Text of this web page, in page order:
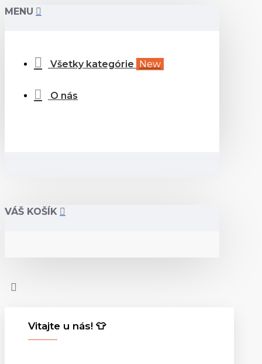
MENU
Všetky kategórie New
O nás
VÁŠ KOŠÍK
Vitajte u nás! 👕